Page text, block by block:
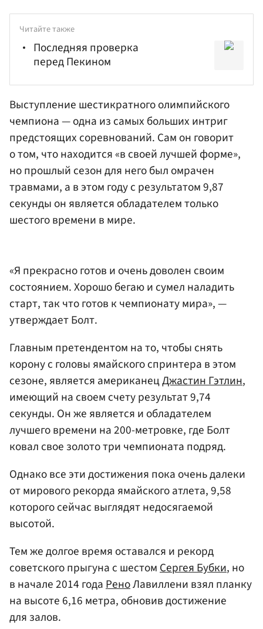
Читайте также
Последняя проверка
перед Пекином
Выступление шестикратного олимпийского
чемпиона — одна из самых больших интриг
предстоящих соревнований. Сам он говорит
о том, что находится «в своей лучшей форме»,
но прошлый сезон для него был омрачен
травмами, а в этом году с результатом 9,87
секунды он является обладателем только
шестого времени в мире.
«Я прекрасно готов и очень доволен своим
состоянием. Хорошо бегаю и сумел наладить
старт, так что готов к чемпионату мира», —
утверждает Болт.
Главным претендентом на то, чтобы снять
корону с головы ямайского спринтера в этом
сезоне, является американецДжастин Гэтлин,
имеющий на своем счету результат 9,74
секунды. Он же является и обладателем
лучшего времени на 200-метровке, где Болт
ковал свое золото три чемпионата подряд.
Однако все эти достижения пока очень далеки
от мирового рекорда ямайского атлета, 9,58
которого сейчас выглядят недосягаемой
высотой.
Тем же долгое время оставался и рекорд
советского прыгуна с шестомСергея Бубки, но
в начале 2014 годаРеноЛавиллени взял планку
на высоте 6,16 метра, обновив достижение
для залов.